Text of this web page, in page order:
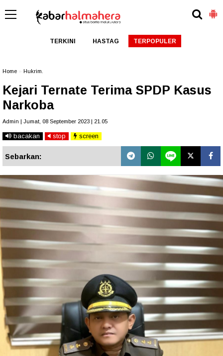
TERKINI HASTAG TERPOPULER
Home Hukrim.
Kejari Ternate Terima SPDP Kasus
Narkoba
Admin | Jumat, 08 September 2023 | 21.05
bacakan stop screen
Sebarkan: